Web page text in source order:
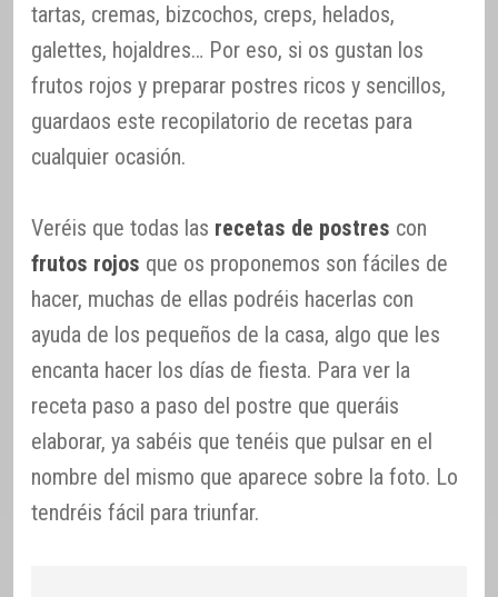
tartas, cremas, bizcochos, creps, helados,
galettes, hojaldres… Por eso, si os gustan los
frutos rojos y preparar postres ricos y sencillos,
guardaos este recopilatorio de recetas para
cualquier ocasión.
Veréis que todas las recetas de postres con
frutos rojos que os proponemos son fáciles de
hacer, muchas de ellas podréis hacerlas con
ayuda de los pequeños de la casa, algo que les
encanta hacer los días de fiesta. Para ver la
receta paso a paso del postre que queráis
elaborar, ya sabéis que tenéis que pulsar en el
nombre del mismo que aparece sobre la foto. Lo
tendréis fácil para triunfar.